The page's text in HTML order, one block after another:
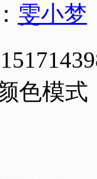
雯小梦
色模式